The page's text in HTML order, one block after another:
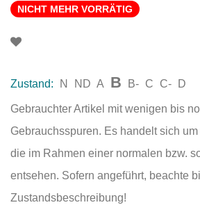
NICHT MEHR VORRÄTIG
Zustand: N ND A B B- C C- D
Gebrauchter Artikel mit wenigen bis
Gebrauchsspuren. Es handelt sich
die im Rahmen einer normalen bzw.
entsehen. Sofern angeführt, beachte
Zustandsbeschreibung!